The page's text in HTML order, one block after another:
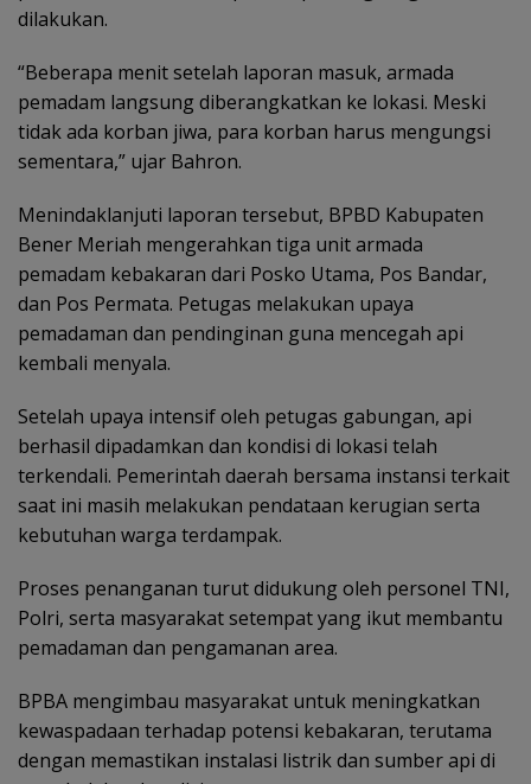
dilakukan.
“Beberapa menit setelah laporan masuk, armada
pemadam langsung diberangkatkan ke lokasi. Meski
tidak ada korban jiwa, para korban harus mengungsi
sementara,” ujar Bahron.
Menindaklanjuti laporan tersebut, BPBD Kabupaten
Bener Meriah mengerahkan tiga unit armada
pemadam kebakaran dari Posko Utama, Pos Bandar,
dan Pos Permata. Petugas melakukan upaya
pemadaman dan pendinginan guna mencegah api
kembali menyala.
Setelah upaya intensif oleh petugas gabungan, api
berhasil dipadamkan dan kondisi di lokasi telah
terkendali. Pemerintah daerah bersama instansi terkait
saat ini masih melakukan pendataan kerugian serta
kebutuhan warga terdampak.
Proses penanganan turut didukung oleh personel TNI,
Polri, serta masyarakat setempat yang ikut membantu
pemadaman dan pengamanan area.
BPBA mengimbau masyarakat untuk meningkatkan
kewaspadaan terhadap potensi kebakaran, terutama
dengan memastikan instalasi listrik dan sumber api di